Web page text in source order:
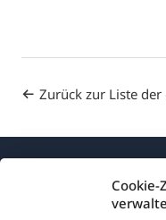
Cookie-
Zurück zur Liste